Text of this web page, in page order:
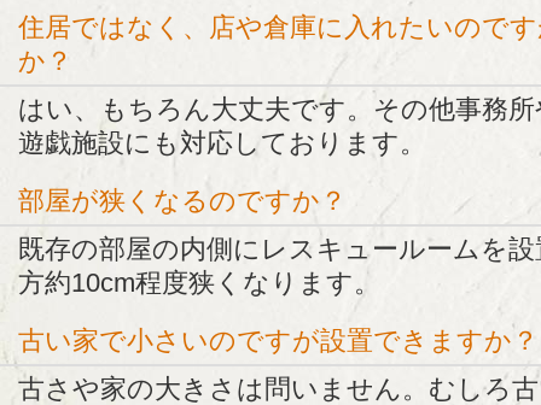
住居ではなく、店や倉庫に入れたいので
か？
はい、もちろん大丈夫です。その他事務
遊戯施設にも対応しております。
部屋が狭くなるのですか？
既存の部屋の内側にレスキュールームを
方約10cm程度狭くなります。
古い家で小さいのですが設置できますか？
古さや家の大きさは問いません。むしろ